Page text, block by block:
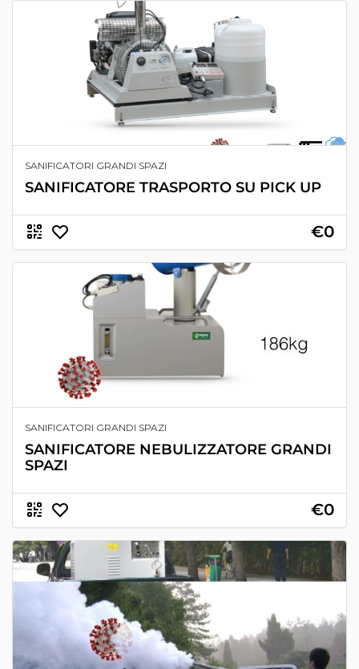
SANIFICATORI GRANDI SPAZI
SANIFICATORE TRASPORTO SU PICK UP
€0
SANIFICATORI GRANDI SPAZI
SANIFICATORE NEBULIZZATORE GRANDI
SPAZI
€0